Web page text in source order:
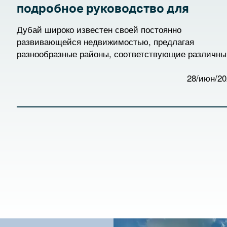
подробное руководство для
будущих жителей
Дубай широко известен своей постоянно
развивающейся недвижимостью, предлагая
разнообразные районы, соответствующие
годы несколько районов стали особенно 28/июн/